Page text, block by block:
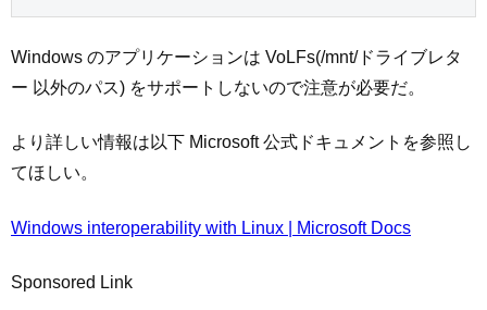
Windows のアプリケーションは VoLFs(/mnt/ドライブレタ
ー 以外のパス) をサポートしないので注意が必要だ。
より詳しい情報は以下 Microsoft 公式ドキュメントを参照し
てほしい。
Windows interoperability with Linux | Microsoft Docs
Sponsored Link